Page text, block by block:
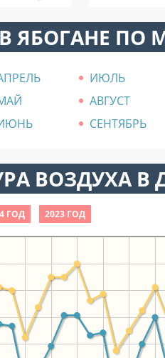
ЯБОГАНЕ ПО
ИЮЛЬ
АВГУСТ
СЕНТЯБРЬ
ВОЗДУХА В
ГОД 2023 ГОД